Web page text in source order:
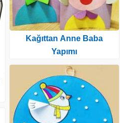
Kağıttan Anne Baba
Yapımı